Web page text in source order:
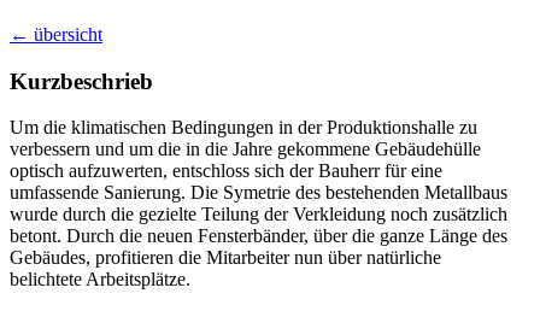
← übersicht
Kurzbeschrieb
Um die klimatischen Bedingungen in der Produktionshalle zu
verbessern und um die in die Jahre gekommene Gebäudehülle
optisch aufzuwerten, entschloss sich der Bauherr für eine
umfassende Sanierung. Die Symetrie des bestehenden Metallbaus
wurde durch die gezielte Teilung der Verkleidung noch zusätzlich
betont. Durch die neuen Fensterbänder, über die ganze Länge des
Gebäudes, profitieren die Mitarbeiter nun über natürliche
belichtete Arbeitsplätze.